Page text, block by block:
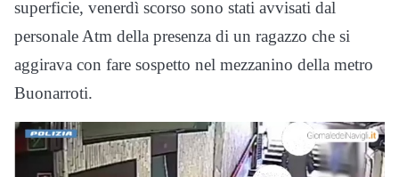
superficie, venerdì scorso sono stati avvisati dal
personale Atm della presenza di un ragazzo che si
aggirava con fare sospetto nel mezzanino della metro
Buonarroti.